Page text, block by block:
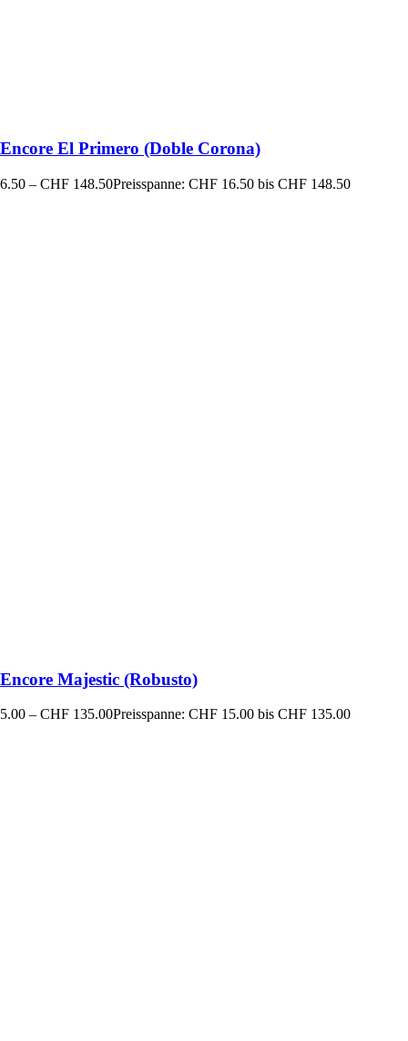
El Primero (Doble Corona)
– CHF 148.50Preisspanne: CHF 16.50 bis CHF 148.50
Majestic (Robusto)
– CHF 135.00Preisspanne: CHF 15.00 bis CHF 135.00